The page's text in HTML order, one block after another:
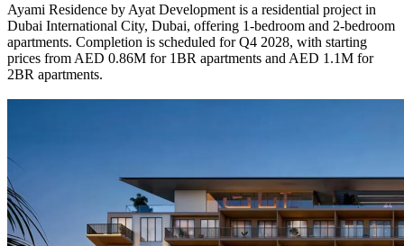
Ayami Residence by Ayat Development is a residential project in
Dubai International City, Dubai, offering 1-bedroom and 2-bedroom
apartments. Completion is scheduled for Q4 2028, with starting
prices from AED 0.86M for 1BR apartments and AED 1.1M for
2BR apartments.